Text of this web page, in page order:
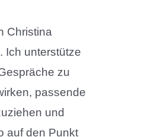
Christina
Ich unterstütze
zu
passende
und
auf den Punkt